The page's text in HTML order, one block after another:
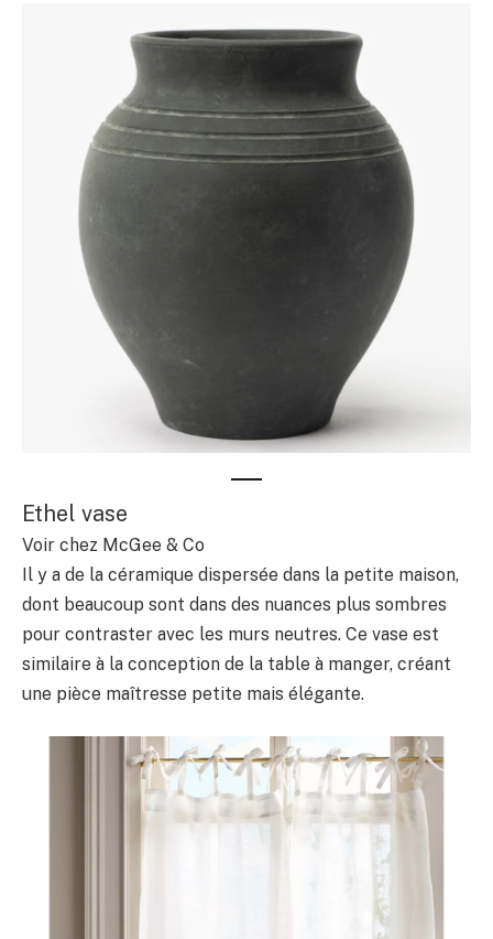
Ethel vase
Voir chez McGee & Co
Il y a de la céramique dispersée dans la petite maison,
dont beaucoup sont dans des nuances plus sombres
pour contraster avec les murs neutres. Ce vase est
similaire à la conception de la table à manger, créant
une pièce maîtresse petite mais élégante.